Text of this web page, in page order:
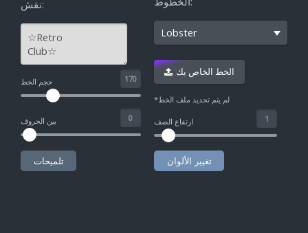
نقش:
حجم الخط
بين الحروف
تلميحات
Lobster
^ الخط الخاص بك
*لم يتم تحديد ملف الخط
ارتفاع الصف
تغيير الألوان